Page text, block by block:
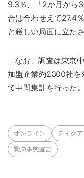
9.3％、「2か月から
合は合わせえて27.4
と厳しい局面に立た
なお、調査は東京
加盟企業約2300社を
て中間集計を行った。
オンライン テイクア
緊急事態宣言